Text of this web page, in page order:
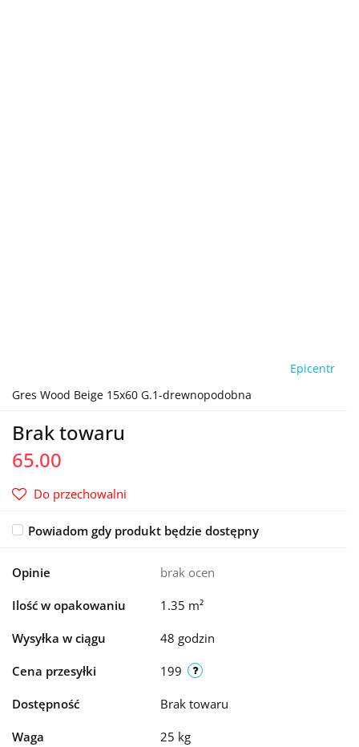
Epicentr
Gres Wood Beige 15x60 G.1-drewnopodobna
Brak towaru
65.00
Do przechowalni
Powiadom gdy produkt będzie dostępny
Opinie brak ocen
Ilość w opakowaniu 1.35 m²
Wysyłka w ciągu 48 godzin
Cena przesyłki 199
Dostępność Brak towaru
Waga 25 kg